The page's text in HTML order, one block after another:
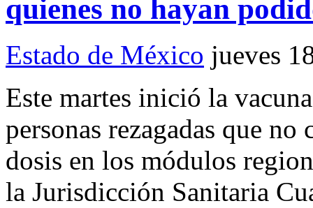
quienes no hayan
Estado de México jueves
Este martes inició la
personas rezagadas que
dosis en los módulos
la Jurisdicción Sanitaria